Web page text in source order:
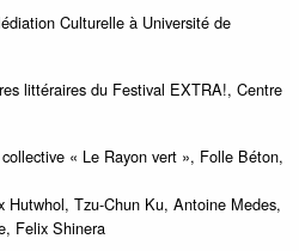
Culturelle à Université de
littéraires du Festival EXTRA!, Centre
« Le Rayon vert », Folle Béton,
Tzu-Chun Ku, Antoine Medes,
Felix Shinera